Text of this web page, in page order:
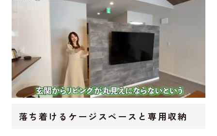
落ち着けるケージスペースと専用収納